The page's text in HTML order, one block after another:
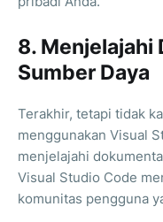
8. Menjelajahi
Sumber Daya
Terakhir, tetapi tidak
menggunakan Visual
menjelajahi
Visual Studio Code
komunitas pengguna